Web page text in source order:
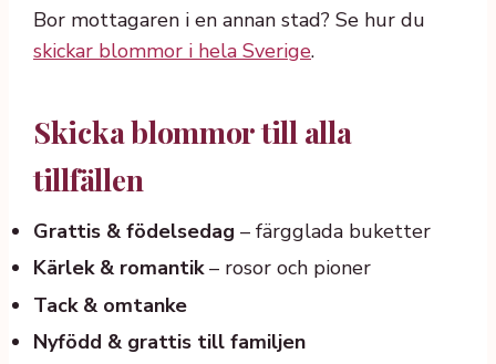
Bor mottagaren i en annan stad? Se hur du
skickar blommor i hela Sverige.
Skicka blommor till alla
tillfällen
Grattis & födelsedag – färgglada buketter
Kärlek & romantik– rosor och pioner
Tack & omtanke
Nyfödd & grattis till familjen